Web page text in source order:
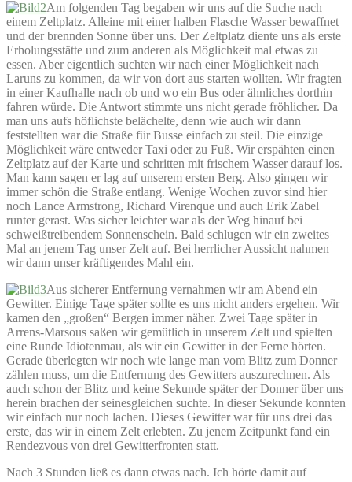
Am folgenden Tag begaben wir uns auf die Suche nach
einem Zeltplatz. Alleine mit einer halben Flasche Wasser bewaffnet
und der brennden Sonne über uns. Der Zeltplatz diente uns als erste
Erholungsstätte und zum anderen als Möglichkeit mal etwas zu
essen. Aber eigentlich suchten wir nach einer Möglichkeit nach
Laruns zu kommen, da wir von dort aus starten wollten. Wir fragten
in einer Kaufhalle nach ob und wo ein Bus oder ähnliches dorthin
fahren würde. Die Antwort stimmte uns nicht gerade fröhlicher. Da
man uns aufs höflichste belächelte, denn wie auch wir dann
feststellten war die Straße für Busse einfach zu steil. Die einzige
Möglichkeit wäre entweder Taxi oder zu Fuß. Wir erspähten einen
Zeltplatz auf der Karte und schritten mit frischem Wasser darauf los.
Man kann sagen er lag auf unserem ersten Berg. Also gingen wir
immer schön die Straße entlang. Wenige Wochen zuvor sind hier
noch Lance Armstrong, Richard Virenque und auch Erik Zabel
runter gerast. Was sicher leichter war als der Weg hinauf bei
schweißtreibendem Sonnenschein. Bald schlugen wir ein zweites
Mal an jenem Tag unser Zelt auf. Bei herrlicher Aussicht nahmen
wir dann unser kräftigendes Mahl ein.
Aus sicherer Entfernung vernahmen wir am Abend ein
Gewitter. Einige Tage später sollte es uns nicht anders ergehen. Wir
kamen den „großen“ Bergen immer näher. Zwei Tage später in
Arrens-Marsous saßen wir gemütlich in unserem Zelt und spielten
eine Runde Idiotenmau, als wir ein Gewitter in der Ferne hörten.
Gerade überlegten wir noch wie lange man vom Blitz zum Donner
zählen muss, um die Entfernung des Gewitters auszurechnen. Als
auch schon der Blitz und keine Sekunde später der Donner über uns
herein brachen der seinesgleichen suchte. In dieser Sekunde konnten
wir einfach nur noch lachen. Dieses Gewitter war für uns drei das
erste, das wir in einem Zelt erlebten. Zu jenem Zeitpunkt fand ein
Rendezvous von drei Gewitterfronten statt.
Nach 3 Stunden ließ es dann etwas nach. Ich hörte damit auf